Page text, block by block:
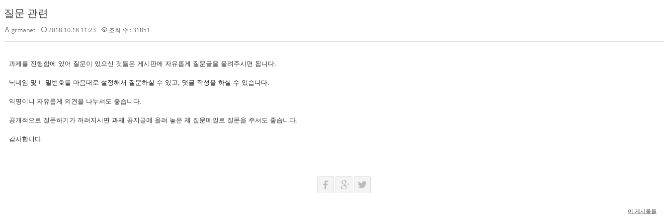
질문 관련
grmanet 2018.10.18 11:23 조회 수 : 31851
과제를 진행함에 있어 질문이 있으신 것들은 게시판에 자유롭게 질문글을 올려주시면 됩니다.
닉네임 및 비밀번호를 마음대로 설정해서 질문하실 수 있고, 댓글 작성을 하실 수 있습니다.
익명이니 자유롭게 의견을 나누셔도 좋습니다.
공개적으로 질문하기가 꺼려지시면 과제 공지글에 올려 놓은 제 질문메일로 질문을 주셔도 좋습니다.
감사합니다.
이 게시물을